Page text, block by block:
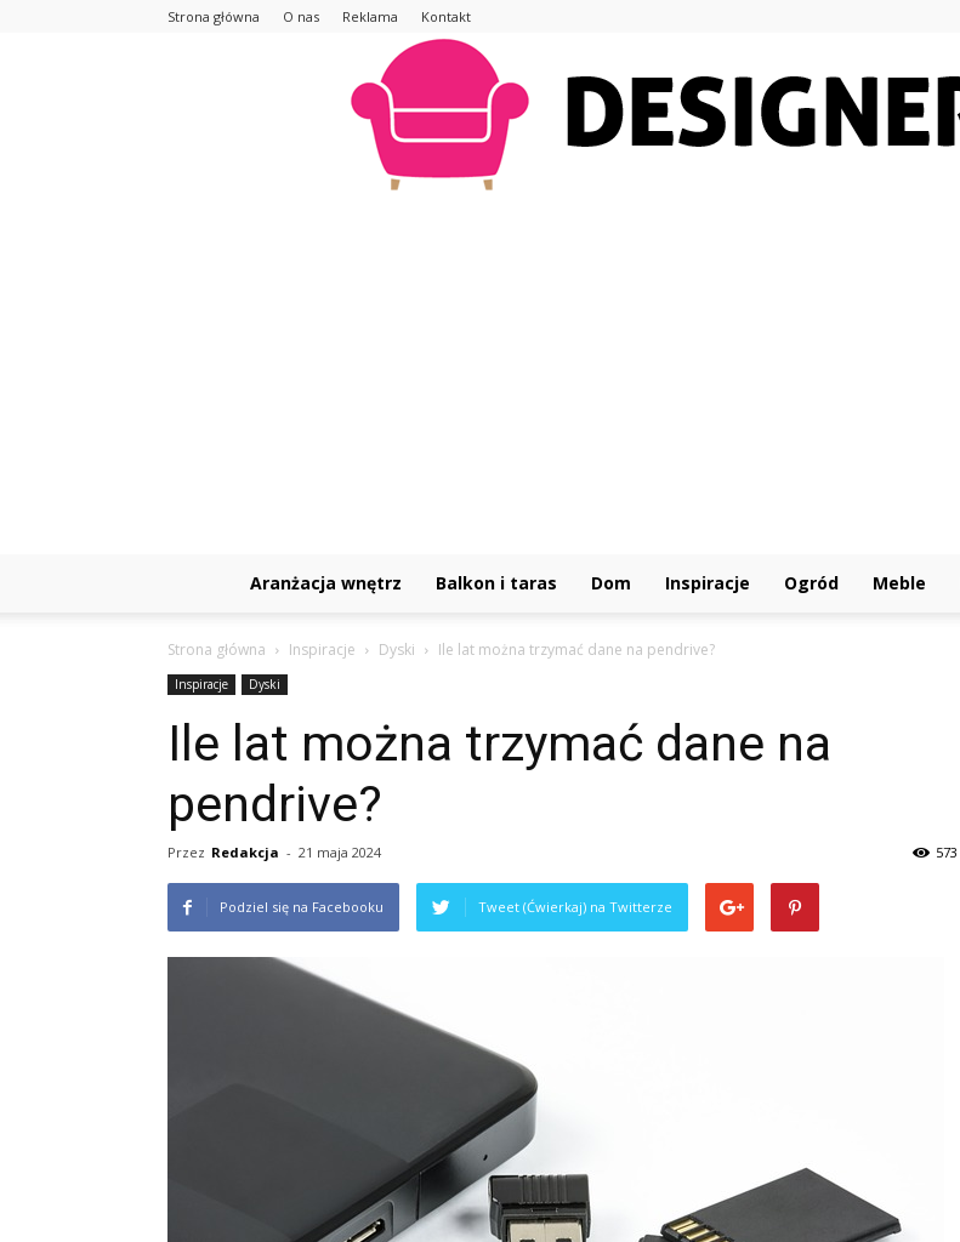
Strona główna O nas Reklama Kontakt
Aranżacja wnętrz Balkon i taras Dom Inspiracje Ogród Meble
Strona główna Inspiracje Dyski Ile lat można trzymać dane na pendrive?
Inspiracje Dyski
Ile lat można trzymać dane na
pendrive?
Przez Redakcja - 21 maja 2024 573
Podziel się na Facebooku Tweet (Ćwierkaj) na Twitterze